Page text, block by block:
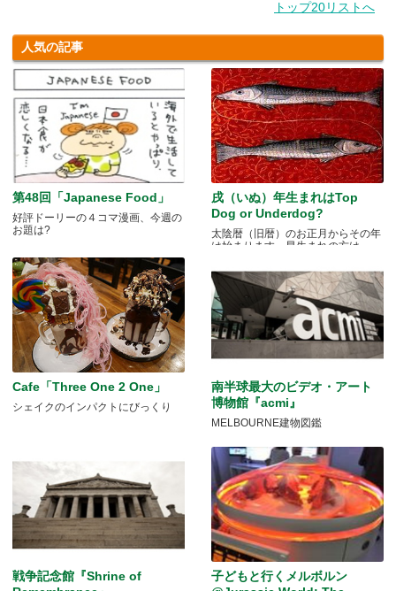
トップ20リストへ
人気の記事
第48回「Japanese Food」
好評ドーリーの４コマ漫画、今週の
お題は?
戌（いぬ）年生まれはTop
Dog or Underdog?
太陰暦（旧暦）のお正月からその年
は始まります。早生まれの方は.....
Cafe「Three One 2 One」
シェイクのインパクトにびっくり
南半球最大のビデオ・アート
博物館『acmi』
MELBOURNE建物図鑑
戦争記念館『Shrine of
子どもと行くメルボルン